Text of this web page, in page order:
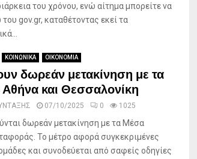
του χρόνου, ενώ αίτημα μπορείτε να
gov.gr, καταθέτοντας εκεί τα
ΚΟΙΝΩΝΙΚΑ ΟΙΚΟΝΟΜΙΑ
δωρεάν μετακίνηση με τα
και Θεσσαλονίκη
07/10/2025 0 1025
δωρεάν μετακίνηση με τα Μέσα
Το μέτρο αφορά συγκεκριμένες
και συνοδεύεται από σαφείς οδηγίες